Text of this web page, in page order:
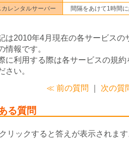
カレンタルサーバー
間隔をあけて1時間
は2010年4月現在の各サービスの
情報です。
に利用する際は各サービスの規
さい。
≪ 前の質問 ｜ 次の質
る質問
リックすると答えが表示されま